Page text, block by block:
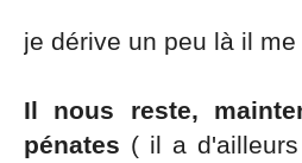
je dérive un peu là il
Il nous reste,
pénates ( il a